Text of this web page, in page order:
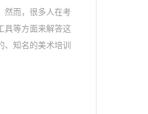
然而，很多人在考
具等方面来解答这
知名的美术培训